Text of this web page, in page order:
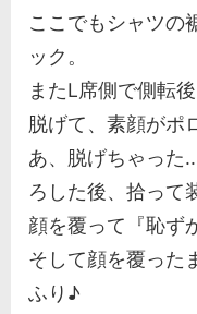
ここでもシャツの
ック。
またL席側で側転
脱げて、素顔がポ
あ、脱げちゃった
ろした後、拾って
顔を覆って『恥ず
そして顔を覆った
ふり♪